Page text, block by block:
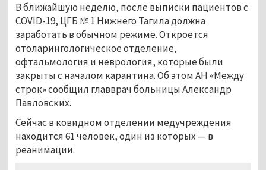
В ближайшую неделю, после выписки пациентов с
COVID-19, ЦГБ № 1 Нижнего Тагила должна
заработать в обычном режиме. Откроется
отоларингологическое отделение,
офтальмология и неврология, которые были
закрыты с началом карантина. Об этом АН «Между
строк» сообщил главврач больницы Александр
Павловских.
Сейчас в ковидном отделении медучреждения
находится 61 человек, один из которых — в
реанимации.